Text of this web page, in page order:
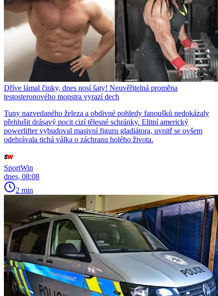
Dříve lámal činky, dnes nosí šaty! Neuvěřitelná proměna
testosteronového monstra vyrazí dech
Tuny nazvedaného železa a obdivné pohledy fanoušků nedokázaly
přehlušit drásavý pocit cizí tělesné schránky. Elitní americký
powerlifter vybudoval masivní figuru gladiátora, uvnitř se ovšem
odehrávala tichá válka o záchranu holého života.
SportWin
dnes, 08:08
2 min